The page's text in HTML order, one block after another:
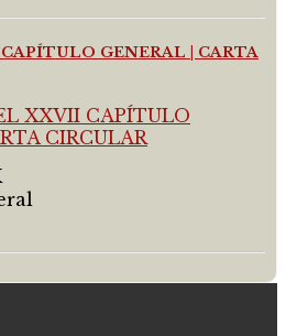
GENERAL | CARTA